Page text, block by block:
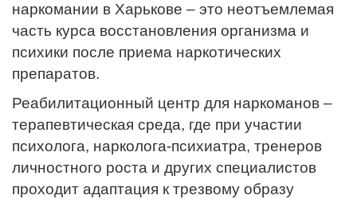
наркомании в Харькове – это неотъемлемая
часть курса восстановления организма и
психики после приема наркотических
препаратов.
Реабилитационный центр для наркоманов –
терапевтическая среда, где при участии
психолога, нарколога-психиатра, тренеров
личностного роста и других специалистов
проходит адаптация к трезвому образу